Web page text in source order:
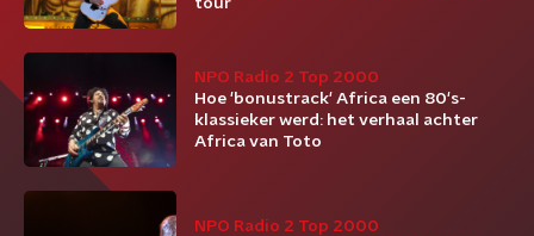
tour
NPO Radio 2 Top 2000
Hoe 'bonustrack' Africa een 80's-
klassieker werd: het verhaal achter
Africa van Toto
NPO Radio 2 Top 2000